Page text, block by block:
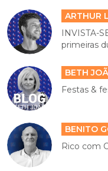
ARTHUR
INVISTA-
primeiras
BETH
Festas &
BENITO
Rico com